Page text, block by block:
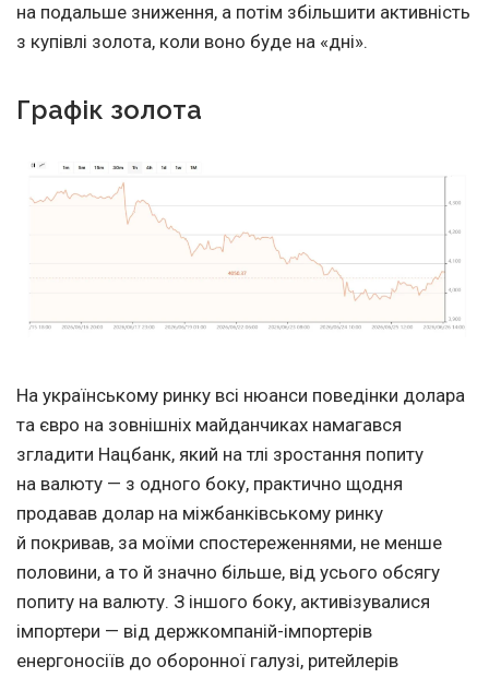
на подальше зниження, а потім збільшити активність
з купівлі золота, коли воно буде на «дні».
Графік золота
На українському ринку всі нюанси поведінки долара
та євро на зовнішніх майданчиках намагався
згладити Нацбанк, який на тлі зростання попиту
на валюту — з одного боку, практично щодня
продавав долар на міжбанківському ринку
й покривав, за моїми спостереженнями, не менше
половини, а то й значно більше, від усього обсягу
попиту на валюту. З іншого боку, активізувалися
імпортери — від держкомпаній-імпортерів
енергоносіїв до оборонної галузі, ритейлерів